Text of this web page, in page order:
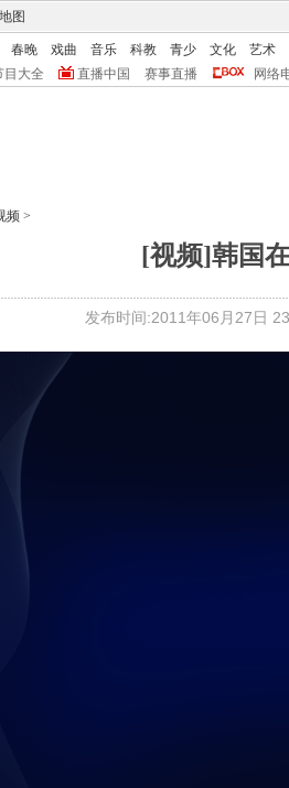
图
春晚 戏曲 音乐 科教 青少 文化
艺术
目大全 直播中国 赛事直播 网络
频 >
[视频]韩国
发布时间:2011年06月27日